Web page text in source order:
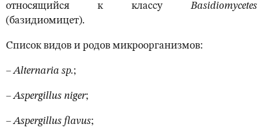
относящийся к классуBasidiomycetes
(базидиомицет).
Список видов и родов микроорганизмов:
– Alternaria sp.;
– Aspergillus niger;
– Aspergillus flavus;